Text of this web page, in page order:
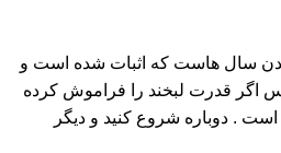
سال هاست که اثبات شده است و
اگر قدرت لبخند را فراموش کرده
است . دوباره شروع کنید و دیگر